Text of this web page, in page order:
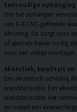
Eenvoudige ophanging
Om het ophangen
van 6–8 CNC-gefreesde
afmeting. Dit zorgt voor
of speciale haken nodig
voor een veilige
Akoestiek, kwaliteit
Een akoestisch schilderij
wanddecoratie. Een
wanddecoratie. Het
en creëert een